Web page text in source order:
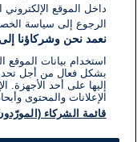
داخل الموقع
الرجوع إلى سياسة
نعمد نحن وشركاؤنا إلى
استخدام بيانات
بشكل فعال من أجل
إليها على أحد الأجهزة.
الإعلانات والمحتوى
قائمة الشركاء